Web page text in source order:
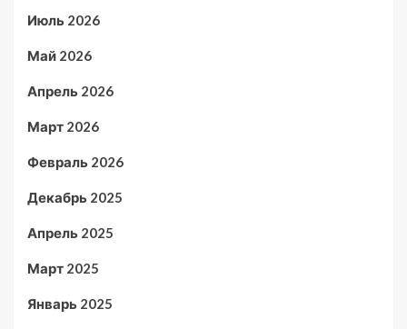
Июль 2026
Май 2026
Апрель 2026
Март 2026
Февраль 2026
Декабрь 2025
Апрель 2025
Март 2025
Январь 2025